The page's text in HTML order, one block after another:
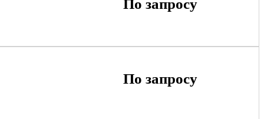
По запросу
По запросу